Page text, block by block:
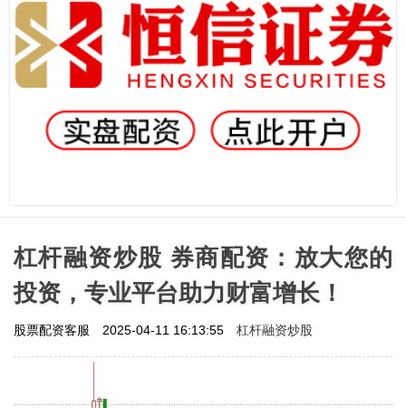
杠杆融资炒股 券商配资：放大您的
投资，专业平台助力财富增长！
股票配资客服 2025-04-11 16:13:55 杠杆融资炒股